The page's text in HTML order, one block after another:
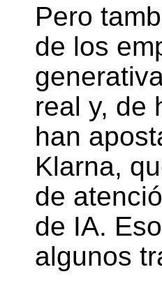
Pero
de los
real y, de
han
Klarna,
de
de IA.
algunos